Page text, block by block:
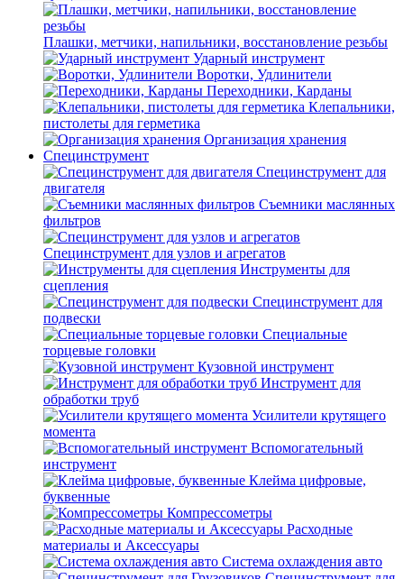
Плашки, метчики, напильники, восстановление резьбы
Ударный инструмент
Воротки, Удлинители
Переходники, Карданы
Клепальники,
пистолеты для герметика
Организация хранения
Специнструмент
Специнструмент для
двигателя
Съемники маслянных
фильтров
Специнструмент для узлов и агрегатов
Инструменты для
сцепления
Специнструмент для
подвески
Специальные
торцевые головки
Кузовной инструмент
Инструмент для
обработки труб
Усилители крутящего
момента
Вспомогательный
инструмент
Клейма цифровые,
буквенные
Компрессометры
Расходные
материалы и Аксессуары
Система охлаждения авто